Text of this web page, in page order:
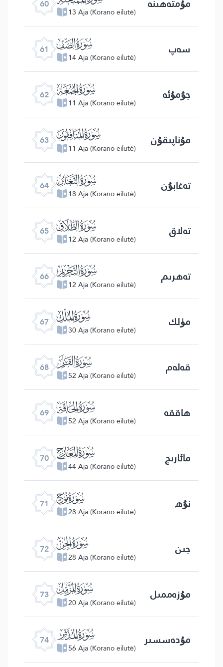
60
13 Aja (Korano eilutė)
61 ﯪ
14 Aja (Korano eilutė) سەپ
62 ﯫ
11 Aja (Korano eilutė) جۇمۇئە
63 ﯬ
11 Aja (Korano eilutė) مۇناپىقۇن
64 ﯭ
18 Aja (Korano eilutė) تەغابۇن
65 ﯮ
12 Aja (Korano eilutė) تەلاق
66 ﯯ
12 Aja (Korano eilutė) تەھرىم
67 ﯰ
30 Aja (Korano eilutė) مۈلك
68 ﯱ
52 Aja (Korano eilutė) قەلەم
69 ﯲ
52 Aja (Korano eilutė) ھاققە
70 ﯳ
44 Aja (Korano eilutė) مائارىج
71 ﯴ
28 Aja (Korano eilutė) نۇھ
72 ﯵ
28 Aja (Korano eilutė) جىن
73 ﯶ
20 Aja (Korano eilutė) مۇزەممىل
74 ﯷ
56 Aja (Korano eilutė) مۇدەسسىر